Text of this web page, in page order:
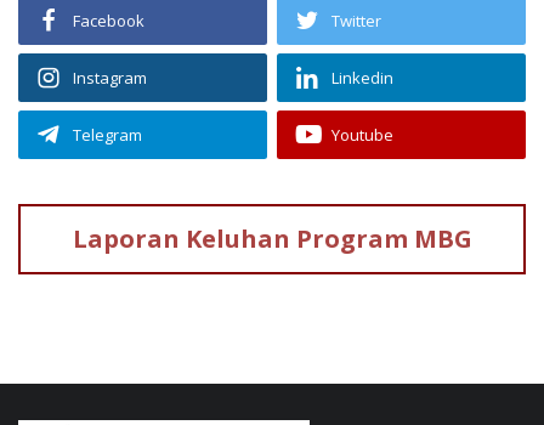
Facebook Twitter
Instagram Linkedin
Telegram Youtube
Laporan Keluhan Program MBG